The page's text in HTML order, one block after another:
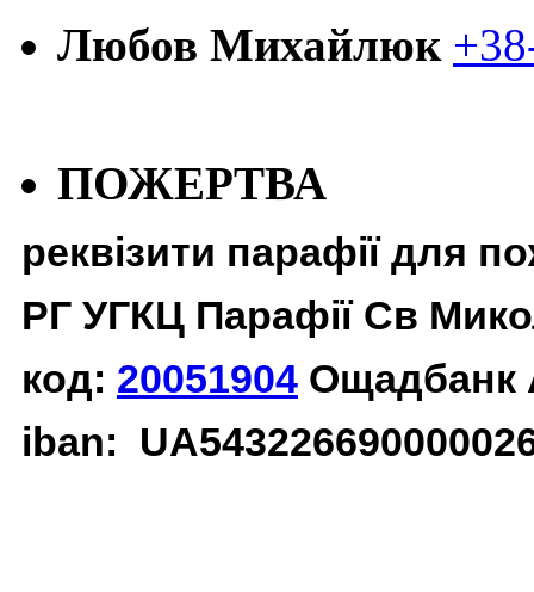
Любов Михайлюк
ПОЖЕРТВА
реквізити парафії для
РГ УГКЦ Парафії Св
код: 20051904 Ощадбанк
iban: